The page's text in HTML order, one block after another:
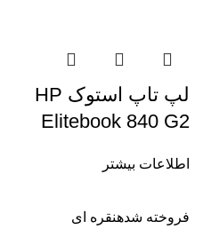
لپ تاپ استوک HP
Elitebook 840 G2
اطلاعات بیشتر
فروخته شدهنقره ای